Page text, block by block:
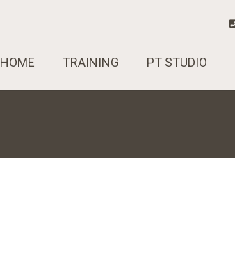
HOME TRAINING PT STUDIO